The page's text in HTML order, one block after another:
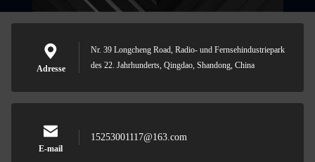
Adresse
Nr. 39 Longcheng Road, Radio- und Fernsehindustriepark
des 22. Jahrhunderts, Qingdao, Shandong, China
E-mail
15253001117@163.com